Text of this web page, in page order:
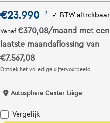
€23.990 1 ✓ BTW aftrekbaar
Vanaf €370,08/maand met een
laatste maandaflossing van
€7.567,08
Ontdek het volledige cijfervoorbeeld
Autosphere Center Liège
Vergelijk